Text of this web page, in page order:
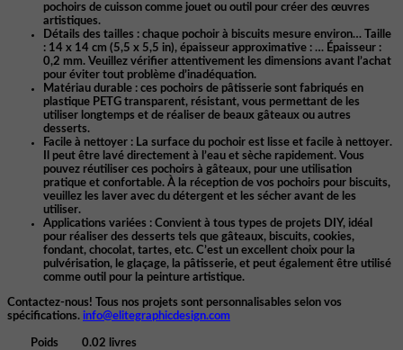
pochoirs de cuisson comme jouet ou outil pour créer des œuvres
artistiques.
Détails des tailles : chaque pochoir à biscuits mesure environ… Taille
: 14 x 14 cm (5,5 x 5,5 in), épaisseur approximative : … Épaisseur :
0,2 mm. Veuillez vérifier attentivement les dimensions avant l’achat
pour éviter tout problème d’inadéquation.
Matériau durable : ces pochoirs de pâtisserie sont fabriqués en
plastique PETG transparent, résistant, vous permettant de les
utiliser longtemps et de réaliser de beaux gâteaux ou autres
desserts.
Facile à nettoyer : La surface du pochoir est lisse et facile à nettoyer.
Il peut être lavé directement à l’eau et sèche rapidement. Vous
pouvez réutiliser ces pochoirs à gâteaux, pour une utilisation
pratique et confortable. À la réception de vos pochoirs pour biscuits,
veuillez les laver avec du détergent et les sécher avant de les
utiliser.
Applications variées : Convient à tous types de projets DIY, idéal
pour réaliser des desserts tels que gâteaux, biscuits, cookies,
fondant, chocolat, tartes, etc. C’est un excellent choix pour la
pulvérisation, le glaçage, la pâtisserie, et peut également être utilisé
comme outil pour la peinture artistique.
Contactez-nous! Tous nos projets sont personnalisables selon vos
spécifications. info@elitegraphicdesign.com
Poids
0.02 livres